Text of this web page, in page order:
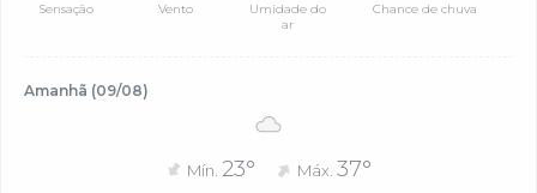
Sensação Vento
Umidade do
ar
Chance de chuva
Amanhã (09/08)
Mín. 23° Máx. 37°